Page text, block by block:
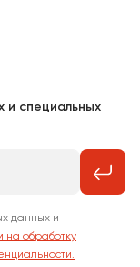
и специальных
данных и
на обработку